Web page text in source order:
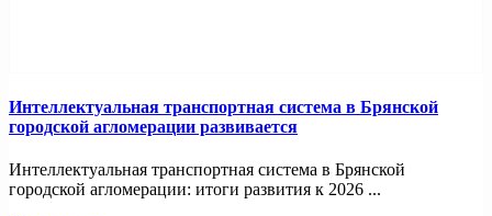
Интеллектуальная транспортная система в Брянской
городской агломерации развивается
Интеллектуальная транспортная система в Брянской
городской агломерации: итоги развития к 2026 ...